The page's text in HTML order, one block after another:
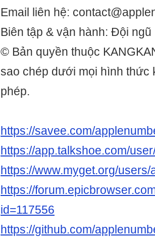
Email liên hệ:
Biên tập & vận hành: Đội
© Bản quyền thuộc
sao chép dưới mọi hình thức
phép.
https://savee.com/
https://app.talkshoe.com/
https://www.myget.org/
https://
id=117556
https://github.com/